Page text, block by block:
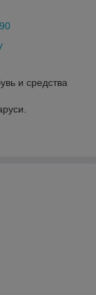
и средства